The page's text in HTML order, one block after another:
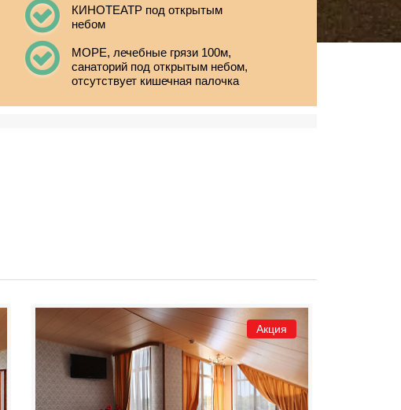
КИНОТЕАТР под открытым
небом
МОРЕ, лечебные грязи 100м,
санаторий под открытым небом,
отсутствует кишечная палочка
Акция